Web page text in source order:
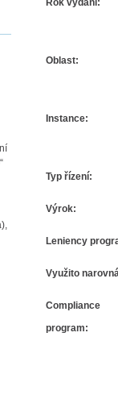
“
Rok vydání:
Oblast:
Instance:
Typ řízení:
Výrok:
Leniency
Využito
Compliance
program: